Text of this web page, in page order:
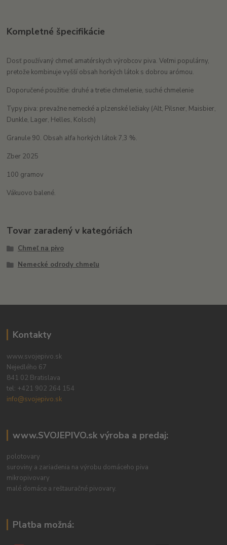
Kompletné špecifikácie
Dosť používaný chmeľ amatérskych výrobcov piva. Veľmi populárny,
pretože kombinuje vyšší obsah horkých látok s dobrou arómou.
Doporučené použitie: druhé a tretie chmelenie, suché chmelenie
Typy piva: prevažne nemecké a plzenské ležiaky (Alt, Pilsner, Maisbier,
Dunkle, Lager, Helles, Kolsch)
Granule 90. Obsah alfa horkých látok 7,3 %.
Zber 2025
100 gramov
Vákuovo balené.
Tovar zaradený v kategóriách
Chmeľ na pivo
Nemecké odrody chmeľu
Kontakty
www.svojepivo.sk
Nejedlého 67
841 02 Bratislava
tel: +421 902 264 154
info@svojepivo.sk
www.SVOJEPIVO.sk výroba a predaj:
polotovary
suroviny a zariadenia na výrobu domáceho piva
mikropivovary
malé domáce a reštauračné pivovary.
Platba možná: